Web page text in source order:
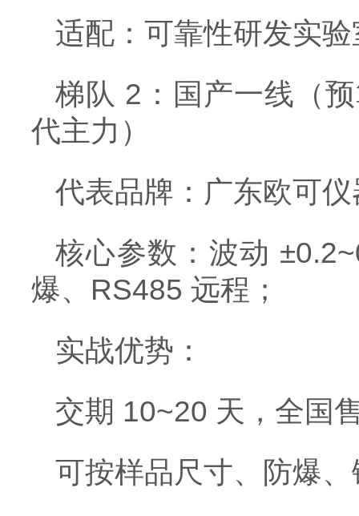
适配：可靠性研发实
梯队 2：国产一线（
代主力）
代表品牌：广东欧可
核心参数：波动
爆、RS485 远程；
实战优势：
交期 10~20 天，全国
可按样品尺寸、防爆